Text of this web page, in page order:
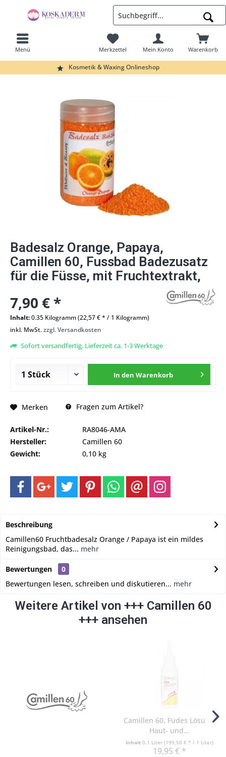
Kosmetik & Waxing Onlineshop
Menü Warenkorb
Merkzettel Mein Konto
Badesalz Orange, Papaya,
Camillen 60, Fussbad Badezusatz
für die Füsse, mit Fruchtextrakt,
7,90 € *
Inhalt:0.35 Kilogramm (22,57 € * / 1 Kilogramm)
inkl. MwSt.zzgl. Versandkosten
Sofort versandfertig, Lieferzeit ca. 1-3 Werktage
In den Warenkorb
Merken Fragen zum Artikel?
Artikel-Nr.:
RA8046-AMA
Hersteller:
Camillen 60
Gewicht:
0,10 kg
Beschreibung
Camillen60 Fruchtbadesalz Orange / Papaya ist ein mildes
Reinigungsbad, das... mehr
Bewertungen
0
Bewertungen lesen, schreiben und diskutieren... mehr
Weitere Artikel von +++ Camillen 60
+++ ansehen
Camillen 60, Fudes Lösung,
Haut- und...
Inhalt 0.1 Liter (199,50 € * / 1 Liter)
19,95 € *